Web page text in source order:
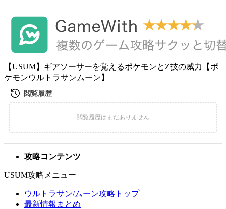
【USUM】ギアソーサーを覚えるポケモンとZ技の威力【ポ
ケモンウルトラサンムーン】
攻略コンテンツ
USUM攻略メニュー
ウルトラサン/ムーン攻略トップ
最新情報まとめ